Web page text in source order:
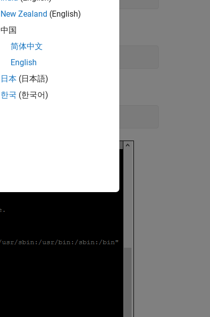
New Zealand (English)
中国
简体中文
English
日本 (日本語)
한국 (한국어)